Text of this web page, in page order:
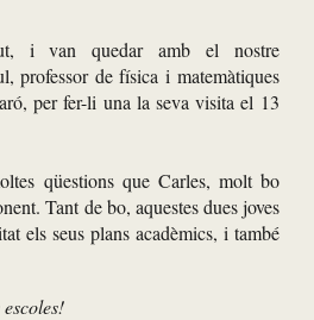
i van quedar amb el nostre
professor de física i matemàtiques
per fer-li una la seva visita el 13
qüestions que Carles, molt bo
Tant de bo, aquestes dues joves
els seus plans acadèmics, i també